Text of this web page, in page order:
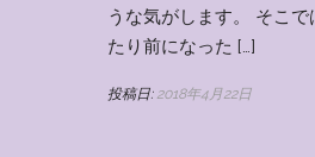
うな気がします。 そこで
たり前になった […]
投稿日: 2018年4月22日